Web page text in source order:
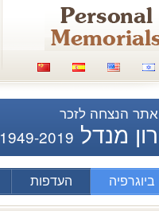
אתר הנצחה לזכר
רון מנדל 1949-2019
ביוגרפיה העדפות